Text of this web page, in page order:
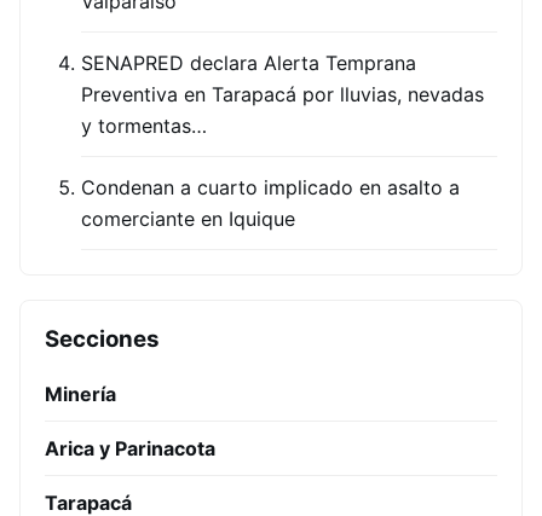
SENAPRED declara Alerta Temprana
Preventiva en Tarapacá por lluvias, nevadas
y tormentas…
Condenan a cuarto implicado en asalto a
comerciante en Iquique
Secciones
Minería
Arica y Parinacota
Tarapacá